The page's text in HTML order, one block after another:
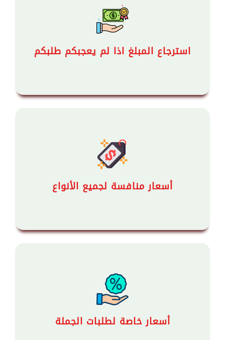
استرجاع المبلغ اذا لم يعجبكم طلبكم
أسعار منافسة لجميع الأنواع
أسعار خاصة لطلبات الجملة